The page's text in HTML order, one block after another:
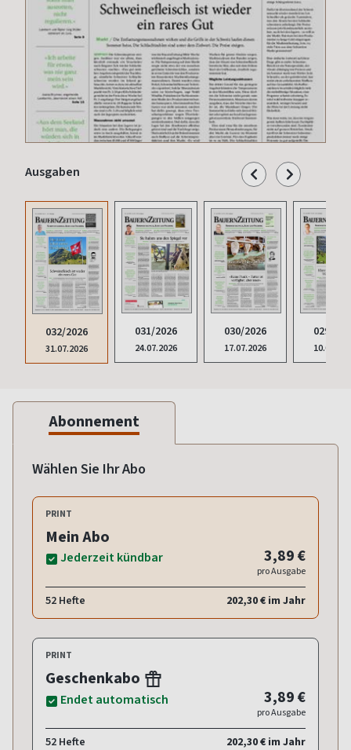
Ausgaben
032/2026
31.07.2026
031/2026
24.07.2026
030/2026
17.07.2026
029/
Abonnement
Wählen Sie Ihr Abo
PRINT
Mein Abo
Jederzeit kündbar 3,89 €
pro Ausgabe
52 Hefte 202,30 € im Jahr
PRINT
Geschenkabo
Endet automatisch 3,89 €
pro Ausgabe
52 Hefte 202,30 € im Jahr